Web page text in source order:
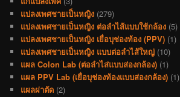
แปลงเพศชายเป็นหญิง (279)
แปลงเพศชายเป็นหญิง ต่อลำไส้แบบใช้กล้อง (5)
แปลงเพศชายเป็นหญิง เยื่อบุช่องท้อง (PPV) (1)
แปลงเพศชายเป็นหญิง แบบต่อลำไส้ใหญ่ (10)
แผล Colon Lab (ต่อลำไส่แบบส่องกล้อง) (1)
แผล PPV Lab (เยื่อบุช่องท้องแบบส่องกล้อง) (1)
แผลผ่าตัด (2)